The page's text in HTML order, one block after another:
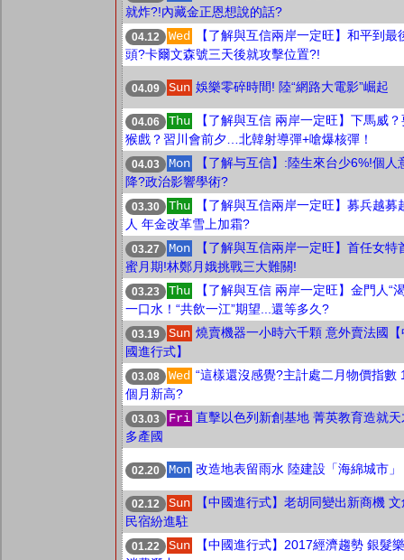
就炸?!內藏金正恩想說的話?
04.12 Wed
【了解與互信兩岸一定旺】和平到最
頭?卡爾文森號三天後就攻擊位置?!
04.09 Sun 娛樂零碎時間! 陸“網路大電影”崛起
04.06 Thu
【了解與互信 兩岸一定旺】下馬威？
猴戲？習川會前夕…北韓射導彈+嗆爆核彈！
04.03 Mon
【了解与互信】:陸生來台少6%!個人
降?政治影響學術?
03.30 Thu
【了解與互信兩岸一定旺】募兵越募
人 年金改革雪上加霜?
03.27 Mon
【了解與互信兩岸一定旺】首任女特
蜜月期!林鄭月娥挑戰三大難關!
03.23 Thu
【了解與互信 兩岸一定旺】金門人“
一口水！“共飲一江”期望...還等多久?
03.19 Sun 燒賣機器一小時六千顆 意外賣法國【
國進行式】
03.08 Wed “這樣還沒感覺?主計處二月物價指數
個月新高?
03.03 Fri 直擊以色列新創基地 菁英教育造就天
多產國
02.20 Mon 改造地表留雨水 陸建設「海綿城市」
02.12 Sun
【中國進行式】老胡同變出新商機 文
民宿紛進駐
01.22 Sun
【中國進行式】2017經濟趨勢 銀髮